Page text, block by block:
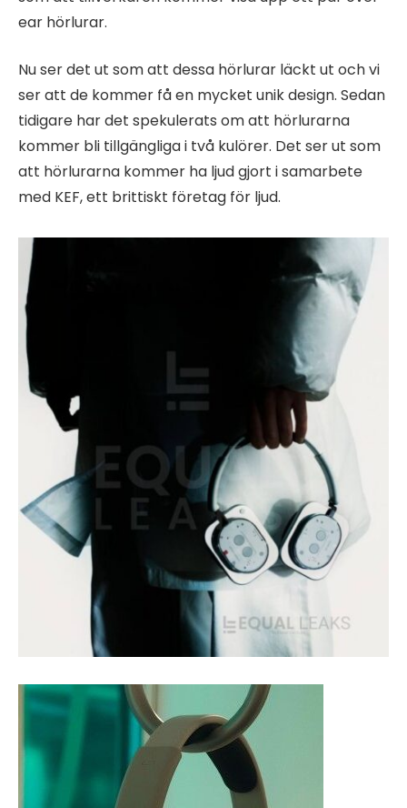
ear hörlurar.
Nu ser det ut som att dessa hörlurar läckt ut och vi
ser att de kommer få en mycket unik design. Sedan
tidigare har det spekulerats om att hörlurarna
kommer bli tillgängliga i två kulörer. Det ser ut som
att hörlurarna kommer ha ljud gjort i samarbete
med KEF, ett brittiskt företag för ljud.